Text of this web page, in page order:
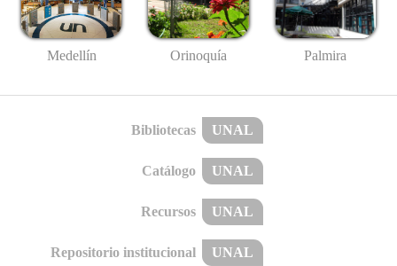
Medellín Orinoquía Palmira
Bibliotecas UNAL
Catálogo UNAL
Recursos UNAL
Repositorio institucional UNAL